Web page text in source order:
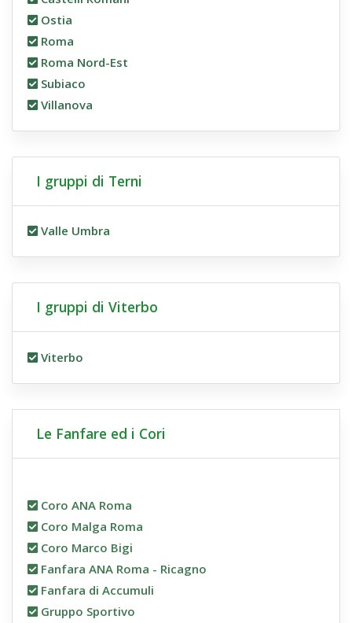
Ostia
Roma
Roma Nord-Est
Subiaco
Villanova
I gruppi di Terni
Valle Umbra
I gruppi di Viterbo
Viterbo
Le Fanfare ed i Cori
Coro ANA Roma
Coro Malga Roma
Coro Marco Bigi
Fanfara ANA Roma - Ricagno
Fanfara di Accumuli
Gruppo Sportivo